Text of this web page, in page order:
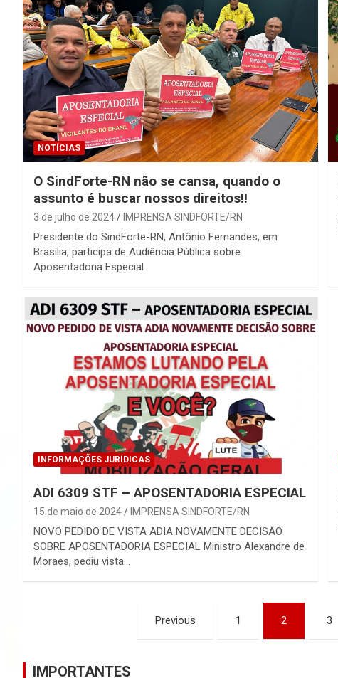
NOTÍCIAS
O SindForte-RN não se cansa, quando o
assunto é buscar nossos direitos!!
3 de julho de 2024 IMPRENSA SINDFORTE/RN
Presidente do SindForte-RN, Antônio Fernandes, em
Brasília, participa de Audiência Pública sobre
Aposentadoria Especial
INFORMAÇÕES JURÍDICAS
ADI 6309 STF – APOSENTADORIA ESPECIAL
15 de maio de 2024 IMPRENSA SINDFORTE/RN
NOVO PEDIDO DE VISTA ADIA NOVAMENTE DECISÃO
SOBRE APOSENTADORIA ESPECIAL Ministro Alexandre de
Moraes, pediu vista…
Previous 1 2 3
IMPORTANTES